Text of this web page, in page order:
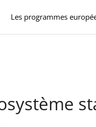
Les programmes